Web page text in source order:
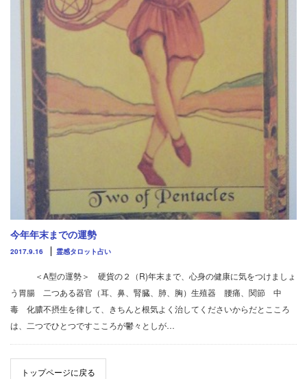
今年年末までの運勢
2017.9.16 霊感タロット占い
＜A型の運勢＞ 硬貨の２（R)年末まで、心身の健康に気をつけましょ
う胃腸 二つある器官（耳、鼻、腎臓、肺、胸）生殖器 腰痛、関節 中
毒 化膿不摂生を律して、きちんと根気よく治してくださいからだとこころ
は、二つでひとつですこころが鬱々としが…
トップページに戻る